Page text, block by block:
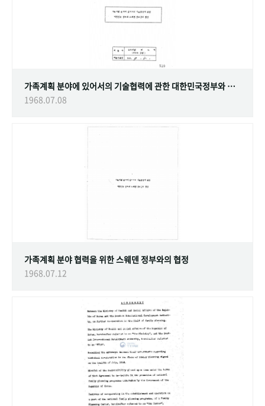
가족계획 분야에 있어서의 기술협력에 관한 대한민국정부와 스웨덴 정부간의 협정
1968.07.08
가족계획 분야 협력을 위한 스웨덴 정부와의 협정
1968.07.12